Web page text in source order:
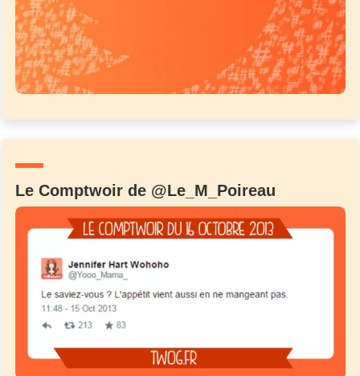
Le Comptwoir de @Le_M_Poireau